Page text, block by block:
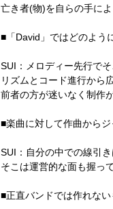
亡き者(物)を自らの手に
■「David」ではどのよう
SUI：メロディー先行で
リズムとコード進行から
前者の方が迷いなく制作
■楽曲に対して作曲から
SUI：自分の中での線引
そこは運営的な面も握っ
■正直バンドでは作れな